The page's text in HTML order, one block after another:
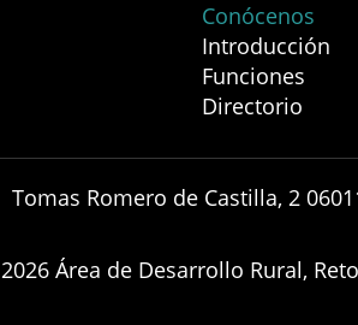
Conócenos
Introducción
Funciones
Directorio
Tomas Romero de Castilla, 2
2026 Área de Desarrollo Rural,